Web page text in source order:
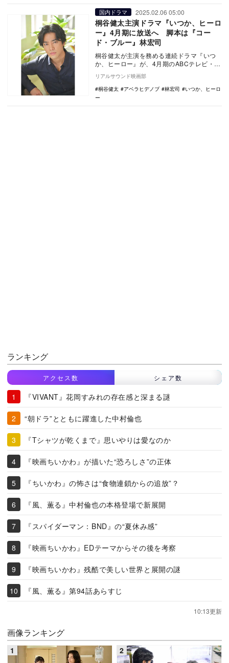
国内ドラマ 2025.02.06 05:00
桐谷健太主演ドラマ『いつか、ヒーロ
ー』4月期に放送へ 脚本は『コー
ド・ブルー』林宏司
桐谷健太が主演を務める連続ドラマ『いつ
か、ヒーロー』が、4月期のABCテレビ・テ
レビ朝日系日曜ドラマ枠で放送されること
が決定した…
リアルサウンド映画部
桐谷健太
アベラヒデノブ 林宏司
いつか、ヒーロ
ー
ランキング
アクセス数 シェア数
『VIVANT』花岡すみれの存在感と深まる謎
“朝ドラ”とともに躍進した中村倫也
『Tシャツが乾くまで』思いやりは愛なのか
『映画ちいかわ』が描いた“恐ろしさ”の正体
『ちいかわ』の怖さは“食物連鎖からの追放”？
『風、薫る』中村倫也の本格登場で新展開
『スパイダーマン：BND』の“夏休み感”
『映画ちいかわ』EDテーマからその後を考察
『映画ちいかわ』残酷で美しい世界と展開の謎
『風、薫る』第94話あらすじ
10:13更新
画像ランキング